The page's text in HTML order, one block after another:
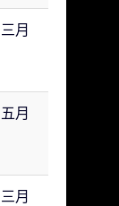
三月
五月
三月